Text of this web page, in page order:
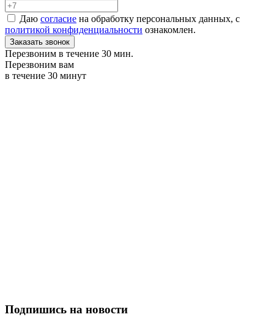
Даю согласие на обработку персональных данных, с
политикой конфиденциальности ознакомлен.
Заказать звонок
Перезвоним в течение 30 мин.
Перезвоним вам
в течение 30 минут
Подпишись на новости